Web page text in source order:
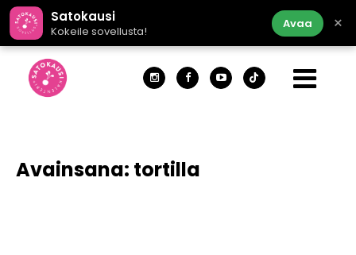
Satokausi
Kokeile sovellusta!
Avaa ×
Avainsana: tortilla